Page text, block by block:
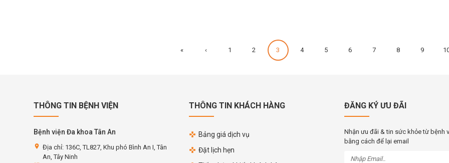
« ‹ 1 2 3 4 5 6 7 8 9
THÔNG TIN BỆNH VIỆN
Bệnh viện Đa khoa Tân An
location_on Địa chỉ: 136C, TL827, Khu phó Bình An I, Tân
An, Tây Ninh
THÔNG TIN KHÁCH HÀNG
Bảng giá dịch vụ
Đặt lịch hẹn
ĐĂNG KÝ ƯU ĐÃI
Nhận ưu đãi & tin sức khỏe từ bệnh
bằng cách để lại email